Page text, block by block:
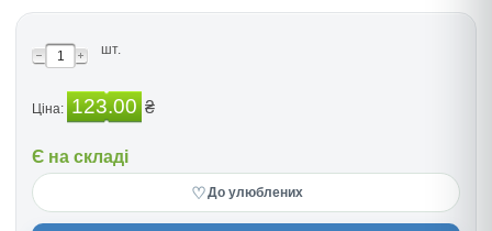
шт.
Ціна: 123.00 ₴
Є на складі
♡До улюблених